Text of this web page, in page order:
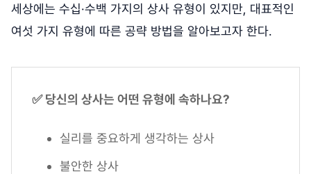
세상에는 수십·수백 가지의 상사 유형이 있지만, 대표적인
여섯 가지 유형에 따른 공략 방법을 알아보고자 한다.
✅ 당신의 상사는 어떤 유형에 속하나요?
실리를 중요하게 생각하는 상사
불안한 상사